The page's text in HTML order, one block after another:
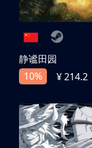
静谧田园
10%
¥ 214.2